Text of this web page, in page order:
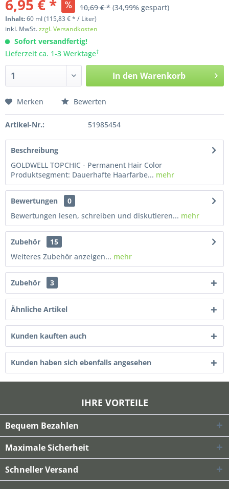
6,95 € * 10,69 € * (34,99% gespart)
Inhalt:60 ml(115,83 € * / Liter)
inkl. MwSt.zzgl. Versandkosten
Sofort versandfertig!
Lieferzeit ca. 1-3 Werktage†
In den Warenkorb
Merken Bewerten
Artikel-Nr.: 51985454
Beschreibung
GOLDWELL TOPCHIC - Permanent Hair Color
Produktsegment: Dauerhafte Haarfarbe... mehr
Bewertungen
0
Bewertungen lesen, schreiben und diskutieren... mehr
Zubehör
15
Weiteres Zubehör anzeigen... mehr
Zubehör 3
Ähnliche Artikel
Kunden kauften auch
Kunden haben sich ebenfalls angesehen
IHRE VORTEILE
Bequem Bezahlen
Maximale Sicherheit
Schneller Versand